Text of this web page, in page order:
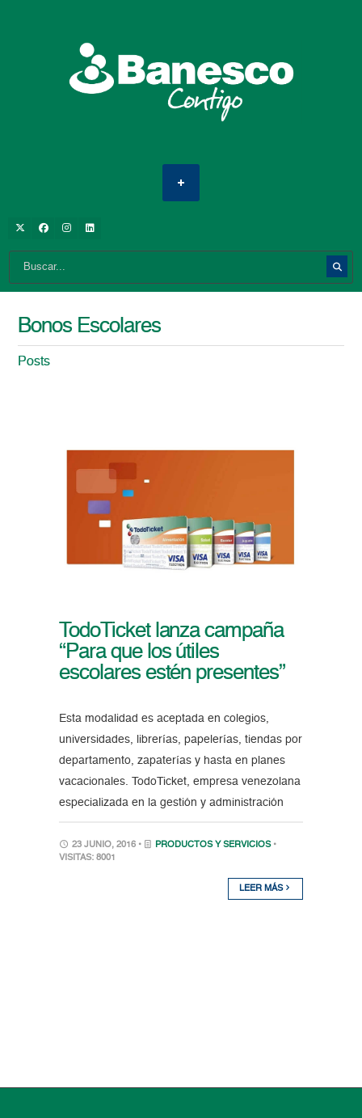
Bonos Escolares
Posts
TodoTicket lanza campaña
“Para que los útiles
escolares estén presentes”
Esta modalidad es aceptada en colegios,
universidades, librerías, papelerías, tiendas por
departamento, zapaterías y hasta en planes
vacacionales. TodoTicket, empresa venezolana
especializada en la gestión y administración
23 JUNIO, 2016 • PRODUCTOS Y SERVICIOS •
VISITAS: 8001
LEER MÁS